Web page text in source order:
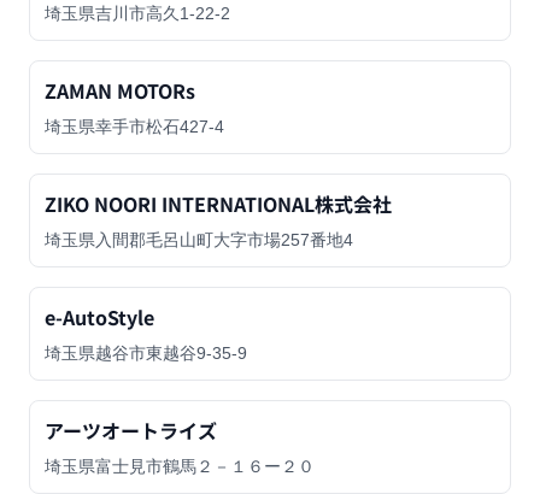
埼玉県吉川市高久1-22-2
ZAMAN MOTORs
埼玉県幸手市松石427-4
ZIKO NOORI INTERNATIONAL株式会社
埼玉県入間郡毛呂山町大字市場257番地4
e-AutoStyle
埼玉県越谷市東越谷9-35-9
アーツオートライズ
埼玉県富士見市鶴馬２－１６ー２０